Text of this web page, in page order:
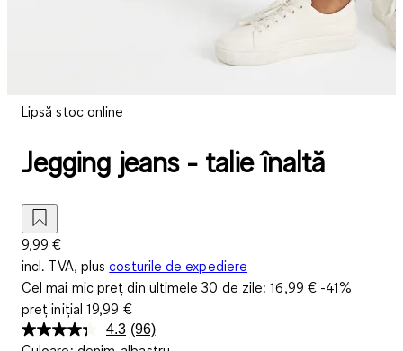
Lipsă stoc online
Jegging jeans - talie înaltă
9,99 €
incl. TVA, plus costurile de expediere
Cel mai mic preț din ultimele 30 de zile:16,99 €-41%
preț inițial19,99 €
4.3 Citiți
(96)